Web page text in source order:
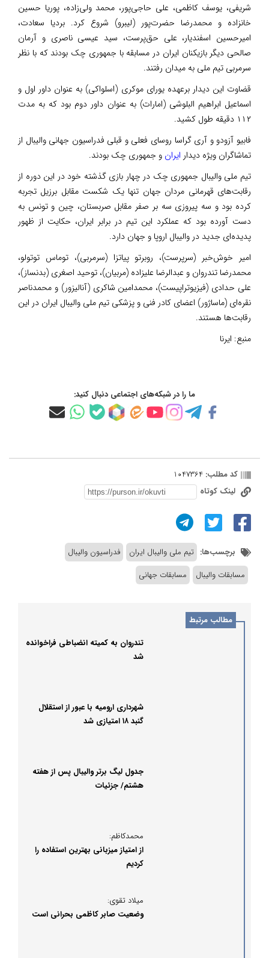
شریفی، یوسف کاظمی، علی حاجی‌پور، محمد ولی‌زاده، پوریا حسین
خانزاده و محمدرضا حضرت‌پور (لیبرو) شروع کرد. بردیا سعادت،
امیرحسین اسفندیار، علی حق‌پرست، سید عیسی ناصری و آرمان
صالحی دیگر بازیکنان ایران در مسابقه با جمهوری چک بودند که با نظر
سرمربی تیم ملی به میدان رفتند.
قضاوت این دیدار برعهده یورای موکری (اسلواکی) به عنوان داور اول و
اسماعیل ابراهیم البلوشی (امارات) به عنوان داور دوم بود که به مدت
۱۱۲ دقیقه طول کشید.
فابیو آزودو و آری گراسا روسای فعلی و قبلی فدراسیون جهانی والیبال از
تماشاگران ویژه دیدار ایران و جمهوری چک بودند.
تیم ملی والیبال جمهوری چک در چهار بازی گذشته خود در این دوره از
رقابت‌های قهرمانی مردان جهان تنها یک شکست مقابل برزیل تجربه
کرده بود و سه پیروزی سه بر صفر مقابل صربستان، چین و تونس به
دست آورده بود که عملکرد این تیم در برابر ایران، حکایت از ظهور
پدیده‌ای جدید در والیبال اروپا و جهان دارد.
امیر خوش‌خبر (سرپرست)، روبرتو پیاتزا (سرمربی)، توماس توتولو،
محمدرضا تندروان و عبدالرضا علیزاده (مربیان)، توحید اصغری (بدنساز)،
علی حدادی (فیزیوتراپیست)، محمدامین شاکری (آنالیزور) و محمدناصر
نقره‌ای (ماساژور) اعضای کادر فنی و پزشکی تیم ملی والیبال ایران در این
رقابت‌ها هستند.
منبع: ایرنا
ما را در شبکه‌های اجتماعی دنبال کنید:
کد مطلب: 1047364
لینک کوتاه
برچسب‌ها: تیم ملی والیبال ایران
فدراسیون والیبال
مسابقات والیبال
مسابقات جهانی
مطالب مرتبط
تندروان به کمیته انضباطی فراخوانده
شد
شهرداری ارومیه با عبور از استقلال
گنبد ۱۸ امتیازی شد
جدول لیگ برتر والیبال پس از هفته
هشتم/ جزئیات
محمدکاظم:
از امتیاز میزبانی بهترین استفاده را
کردیم
میلاد تقوی:
وضعیت صابر کاظمی بحرانی است